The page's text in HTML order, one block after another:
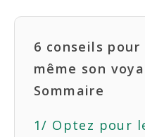
6 conseils
même son
Sommaire
1/ Optez pour